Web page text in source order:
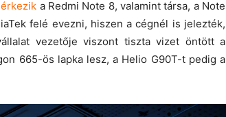
a Redmi Note 8, valamint társa, a Note
felé evezni, hiszen a cégnél is jelezték,
vezetője viszont tiszta vizet öntött a
665-ös lapka lesz, a Helio G90T-t pedig a